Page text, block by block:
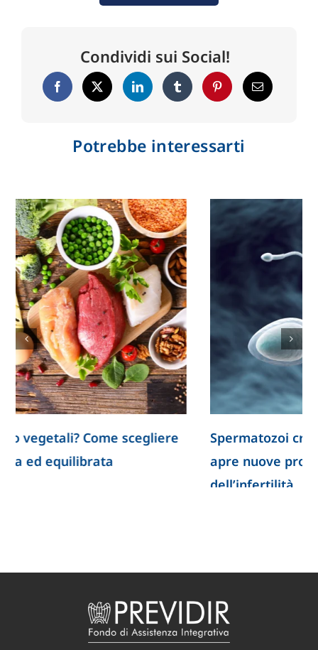
Condividi sui Social!
Potrebbe interessarti
Spermatozoi creati in laboratorio: la ricerca
apre nuove prospettive per lo studio